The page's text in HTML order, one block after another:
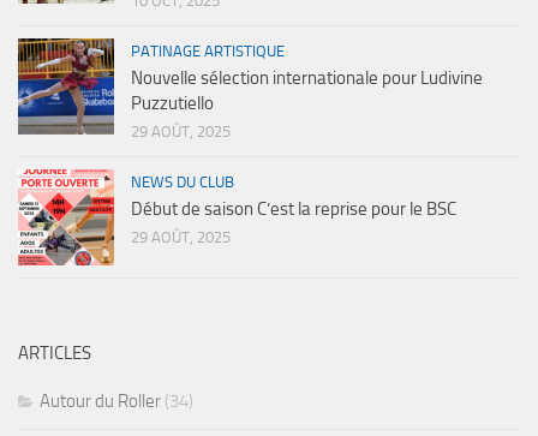
PATINAGE ARTISTIQUE
Nouvelle sélection internationale pour Ludivine
Puzzutiello
29 AOÛT, 2025
NEWS DU CLUB
Début de saison C’est la reprise pour le BSC
29 AOÛT, 2025
ARTICLES
Autour du Roller (34)